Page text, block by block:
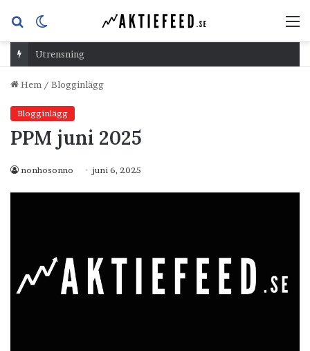
Sök
efterskin
Utrensning
Hem / Blogginlägg
Blogginlägg
PPM juni 2025
nonhosonno juni 6, 2025